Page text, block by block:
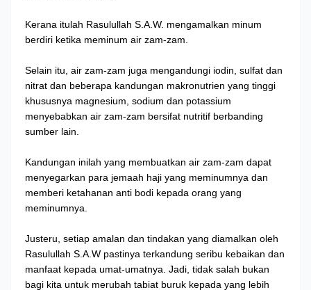
Kerana itulah Rasulullah S.A.W. mengamalkan minum
berdiri ketika meminum air zam-zam.
Selain itu, air zam-zam juga mengandungi iodin, sulfat dan
nitrat dan beberapa kandungan makronutrien yang tinggi
khususnya magnesium, sodium dan potassium
menyebabkan air zam-zam bersifat nutritif berbanding
sumber lain.
Kandungan inilah yang membuatkan air zam-zam dapat
menyegarkan para jemaah haji yang meminumnya dan
memberi ketahanan anti bodi kepada orang yang
meminumnya.
Justeru, setiap amalan dan tindakan yang diamalkan oleh
Rasulullah S.A.W pastinya terkandung seribu kebaikan dan
manfaat kepada umat-umatnya. Jadi, tidak salah bukan
bagi kita untuk merubah tabiat buruk kepada yang lebih